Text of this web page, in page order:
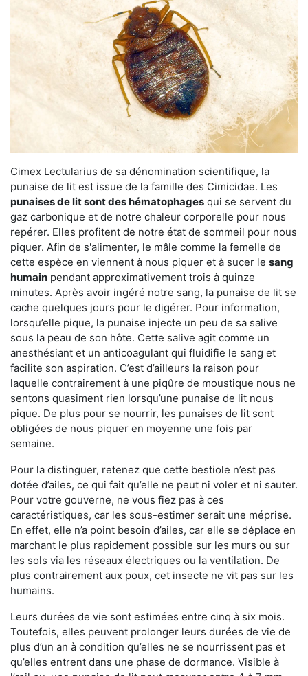
Cimex Lectularius de sa dénomination scientifique, la
punaise de lit est issue de la famille des Cimicidae. Les
punaises de lit sont des hématophages qui se servent du
gaz carbonique et de notre chaleur corporelle pour nous
repérer. Elles profitent de notre état de sommeil pour nous
piquer. Afin de s'alimenter, le mâle comme la femelle de
cette espèce en viennent à nous piquer et à sucer le sang
humain pendant approximativement trois à quinze
minutes. Après avoir ingéré notre sang, la punaise de lit se
cache quelques jours pour le digérer. Pour information,
lorsqu’elle pique, la punaise injecte un peu de sa salive
sous la peau de son hôte. Cette salive agit comme un
anesthésiant et un anticoagulant qui fluidifie le sang et
facilite son aspiration. C’est d’ailleurs la raison pour
laquelle contrairement à une piqûre de moustique nous ne
sentons quasiment rien lorsqu’une punaise de lit nous
pique. De plus pour se nourrir, les punaises de lit sont
obligées de nous piquer en moyenne une fois par
semaine.
Pour la distinguer, retenez que cette bestiole n’est pas
dotée d’ailes, ce qui fait qu’elle ne peut ni voler et ni sauter.
Pour votre gouverne, ne vous fiez pas à ces
caractéristiques, car les sous-estimer serait une méprise.
En effet, elle n’a point besoin d’ailes, car elle se déplace en
marchant le plus rapidement possible sur les murs ou sur
les sols via les réseaux électriques ou la ventilation. De
plus contrairement aux poux, cet insecte ne vit pas sur les
humains.
Leurs durées de vie sont estimées entre cinq à six mois.
Toutefois, elles peuvent prolonger leurs durées de vie de
plus d’un an à condition qu’elles ne se nourrissent pas et
qu’elles entrent dans une phase de dormance. Visible à